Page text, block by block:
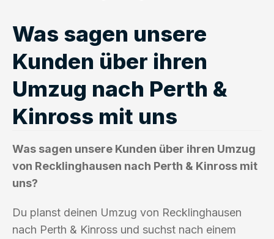
Was sagen unsere
Kunden über ihren
Umzug nach Perth &
Kinross mit uns
Was sagen unsere Kunden über ihren Umzug
von Recklinghausen nach Perth & Kinross mit
uns?
Du planst deinen Umzug von Recklinghausen
nach Perth & Kinross und suchst nach einem